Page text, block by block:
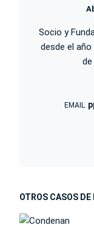
Socio y
desde el
de
EMAIL
OTROS CASOS DE